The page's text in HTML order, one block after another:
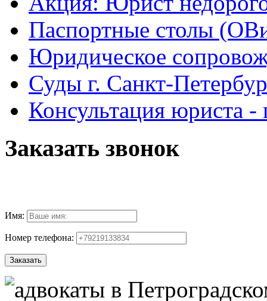
Паспортные столы
Юридическое
Суды г. Санкт-
Консультация юриста -
Заказать звонок
Имя:
Номер телефона: